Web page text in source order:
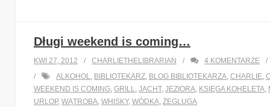
Długi weekend is coming…
KWI 27, 2012 CHARLIETHELIBRARIAN 4 KOMENTARZE
ALKOHOL, BIBLIOTEKARZ, BLOG BIBLIOTEKARZA, CHARLIE,
WEEKEND IS COMING, GRILL, JACHT, JEZIORA, KSIĘGA KOHELETA,
URLOP, WĄTROBA, WHISKY, WÓDKA, ŻEGLUGA